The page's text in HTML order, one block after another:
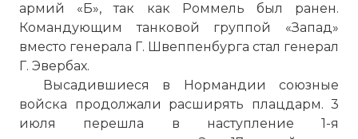
армий «Б», так как Роммель был ранен.
Командующим танковой группой «Запад»
вместо генерала Г. Швеппенбурга стал генерал
Г. Эвербах.
Высадившиеся в Нормандии союзные
войска продолжали расширять плацдарм. 3
июля перешла в наступление 1-я